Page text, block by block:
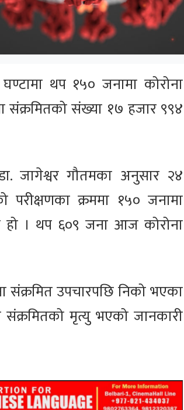
थप १५० जनामा कोरोना
संक्रमितको संख्या १७ हजार ९९४
जागेश्वर गौतमका अनुसार २४
परीक्षणका क्रममा १५० जनामा
हो । थप ६०९ जना आज कोरोना
उपचारपछि निको भएका
मृत्यु भएको जानकारी